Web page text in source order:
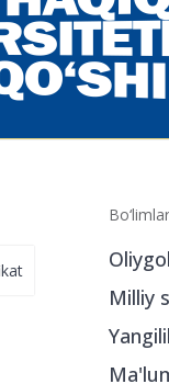
Bo‘limlar